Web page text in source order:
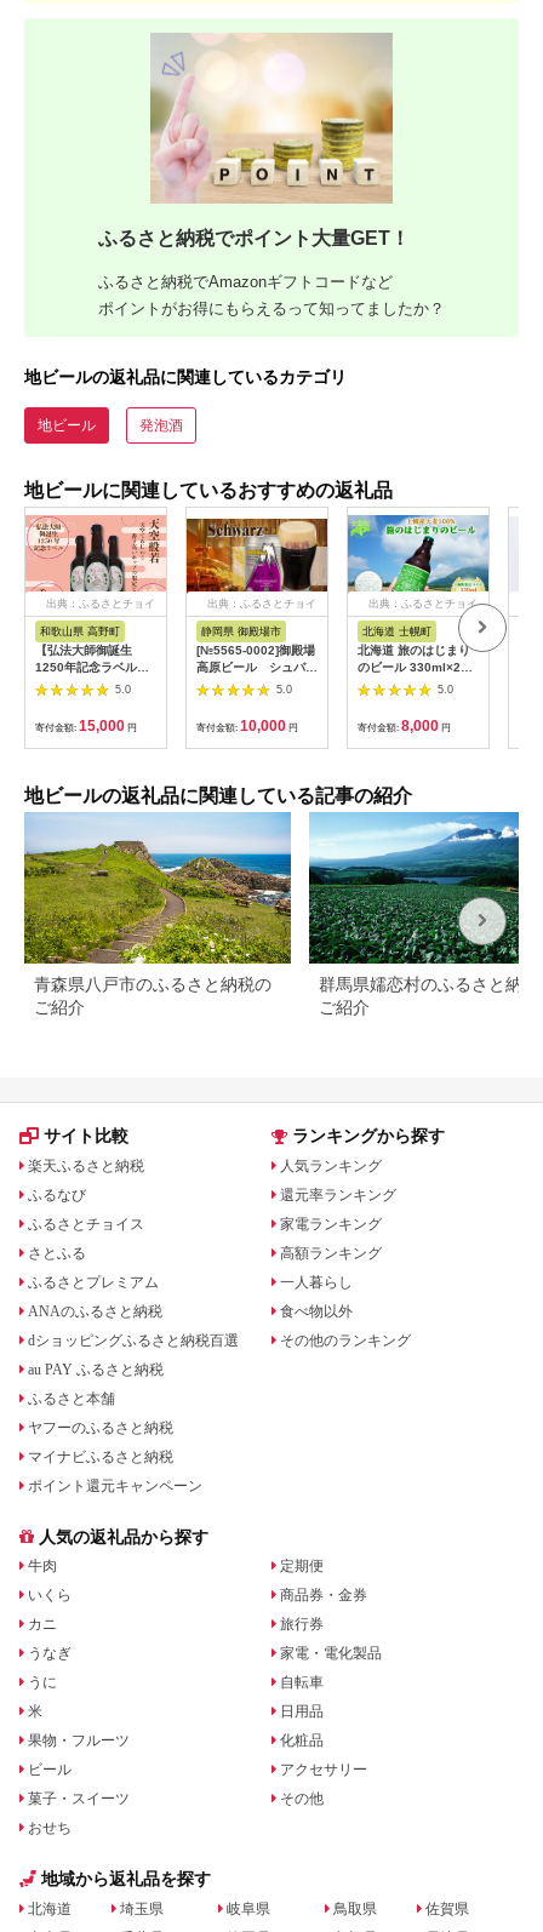
ふるさと納税でポイント大量GET！
ふるさと納税でAmazonギフトコードなど
ポイントがお得にもらえるって知ってましたか？
地ビールの返礼品に関連しているカテゴリ
地ビール 発泡酒
地ビールに関連しているおすすめの返礼品
出典：ふるさとチョイ
和歌山県 高野町
【弘法大師御誕生
1250年記念ラベル】
天空般若クラフトビー
ル6本セット （高野町
富貴産ホップ使用）
5.0
寄付金額: 15,000 円
出典：ふるさとチョイ
静岡県 御殿場市
[№5565-0002]御殿場
高原ビール シュバル
ツ 350ml 8缶セッ
5.0
寄付金額: 10,000 円
出典：ふるさとチョイ
北海道 士幌町
北海道 旅のはじまり
のビール 330ml×2本
セット ギフトボック
ス入り コースター2枚
付き ビール クラフト
ビール 地ビール 酒 お
酒 麦酒 beer HOTEL
手土産 贈り物 ギフト
gift お取り寄せ 送料
無料 十勝 士幌町
【L06】
5.0
寄付金額: 8,000 円
地ビールの返礼品に関連している記事の紹介
青森県八戸市のふるさと納税の
ご紹介
群馬県嬬恋村のふるさと納税
ご紹介
サイト比較
楽天ふるさと納税
ふるなび
ふるさとチョイス
さとふる
ふるさとプレミアム
ANAのふるさと納税
dショッピングふるさと納税百選
au PAY ふるさと納税
ふるさと本舗
ヤフーのふるさと納税
マイナビふるさと納税
ポイント還元キャンペーン
ランキングから探す
人気ランキング
還元率ランキング
家電ランキング
高額ランキング
一人暮らし
食べ物以外
その他のランキング
人気の返礼品から探す
牛肉
いくら
カニ
うなぎ
うに
米
果物・フルーツ
ビール
菓子・スイーツ
おせち
定期便
商品券・金券
旅行券
家電・電化製品
自転車
日用品
化粧品
アクセサリー
その他
地域から返礼品を探す
北海道
埼玉県
岐阜県
鳥取県
佐賀県